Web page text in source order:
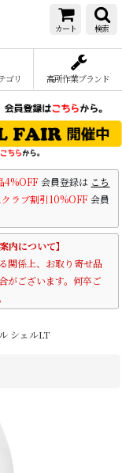
カート 検索
ゴリ 高所作業ブランド
4%OFF 会員登録は こち
ラブ割引10%OFF 会員
内について】
関係上、お取り寄せ品
がございます。何卒ご
シェルLT